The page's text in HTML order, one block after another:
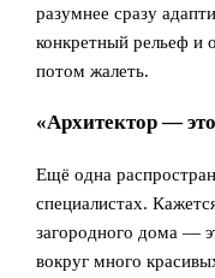
разумнее сразу
конкретный рельеф и
потом жалеть.
«Архитектор —
Ещё одна
специалистах.
загородного дома —
вокруг много